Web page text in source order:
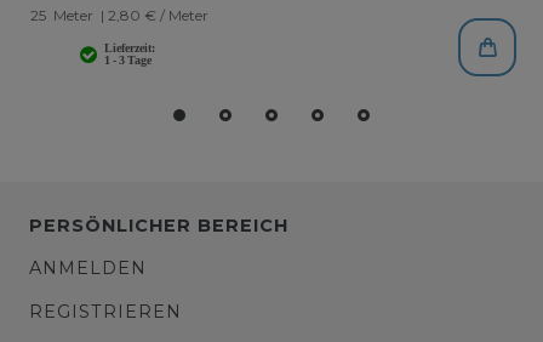
25 Meter | 2,80 € / Meter
PERSÖNLICHER BEREICH
ANMELDEN
REGISTRIEREN